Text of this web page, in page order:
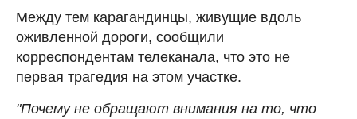
Между тем карагандинцы, живущие вдоль
оживленной дороги, сообщили
корреспондентам телеканала, что это не
первая трагедия на этом участке.
"Почему не обращают внимания на то, что